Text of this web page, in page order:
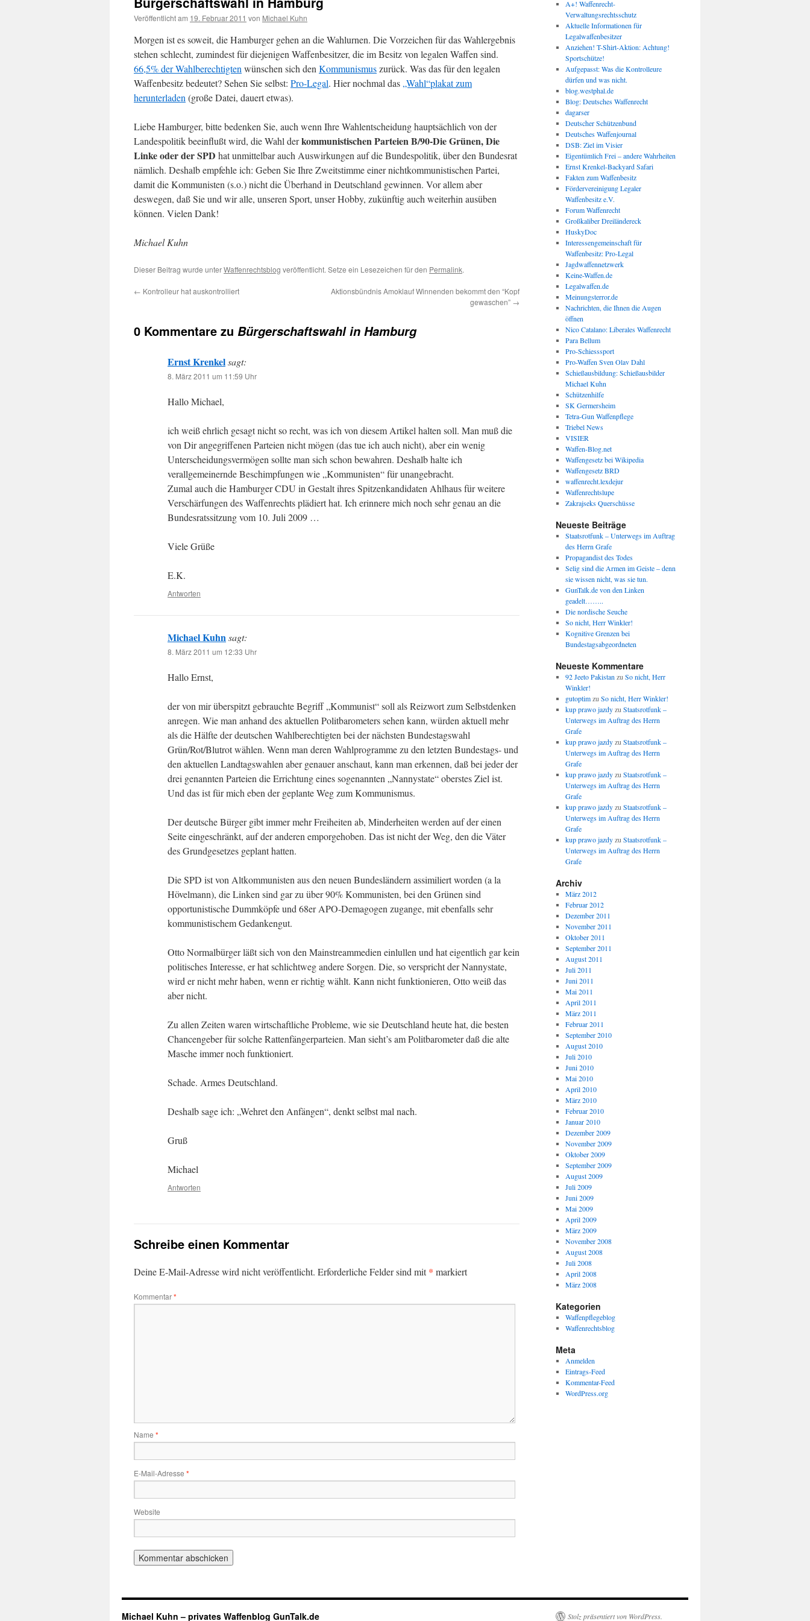
Veröffentlicht am 19. Februar 2011 von Michael Kuhn
Morgen ist es soweit, die Hamburger gehen an die Wahlurnen. Die Vorzeichen für das Wahlergebnis
stehen schlecht, zumindest für diejenigen Waffenbesitzer, die im Besitz von legalen Waffen sind.
66,5% der Wahlberechtigten wünschen sich den Kommunismuszurück. Was das für den legalen
Waffenbesitz bedeutet? Sehen Sie selbst: Pro-Legal. Hier nochmal das „Wahl“plakat zum
herunterladen (große Datei, dauert etwas).
Liebe Hamburger, bitte bedenken Sie, auch wenn Ihre Wahlentscheidung hauptsächlich von der
Landespolitik beeinflußt wird, die Wahl derkommunistischen Parteien B/90-Die Grünen, Die
Linke oder der SPD hat unmittelbar auch Auswirkungen auf die Bundespolitik, über den Bundesrat
nämlich. Deshalb empfehle ich: Geben Sie Ihre Zweitstimme einer nichtkommunistischen Partei,
damit die Kommunisten (s.o.) nicht die Überhand in Deutschland gewinnen. Vor allem aber
deswegen, daß Sie und wir alle, unseren Sport, unser Hobby, zukünftig auch weiterhin ausüben
können. Vielen Dank!
Michael Kuhn
Dieser Beitrag wurde unterWaffenrechtsblog veröffentlicht. Setze ein Lesezeichen für den Permalink.
← Kontrolleur hat auskontrolliert
Aktionsbündnis Amoklauf Winnenden bekommt den “Kopf
gewaschen” →
0 Kommentare zu Bürgerschaftswahl in Hamburg
Ernst Krenkelsagt:
8. März 2011 um 11:59 Uhr
Hallo Michael,
ich weiß ehrlich gesagt nicht so recht, was ich von diesem Artikel halten soll. Man muß die
von Dir angegriffenen Parteien nicht mögen (das tue ich auch nicht), aber ein wenig
Unterscheidungsvermögen sollte man sich schon bewahren. Deshalb halte ich
verallgemeinernde Beschimpfungen wie „Kommunisten“ für unangebracht.
Zumal auch die Hamburger CDU in Gestalt ihres Spitzenkandidaten Ahlhaus für weitere
Verschärfungen des Waffenrechts plädiert hat. Ich erinnere mich noch sehr genau an die
Bundesratssitzung vom 10. Juli 2009 …
Viele Grüße
E.K.
Antworten
Michael Kuhnsagt:
8. März 2011 um 12:33 Uhr
Hallo Ernst,
der von mir überspitzt gebrauchte Begriff „Kommunist“ soll als Reizwort zum Selbstdenken
anregen. Wie man anhand des aktuellen Politbarometers sehen kann, würden aktuell mehr
als die Hälfte der deutschen Wahlberechtigten bei der nächsten Bundestagswahl
Grün/Rot/Blutrot wählen. Wenn man deren Wahlprogramme zu den letzten Bundestags- und
den aktuellen Landtagswahlen aber genauer anschaut, kann man erkennen, daß bei jeder der
drei genannten Parteien die Errichtung eines sogenannten „Nannystate“ oberstes Ziel ist.
Und das ist für mich eben der geplante Weg zum Kommunismus.
Der deutsche Bürger gibt immer mehr Freiheiten ab, Minderheiten werden auf der einen
Seite eingeschränkt, auf der anderen emporgehoben. Das ist nicht der Weg, den die Väter
des Grundgesetzes geplant hatten.
Die SPD ist von Altkommunisten aus den neuen Bundesländern assimiliert worden (a la
Hövelmann), die Linken sind gar zu über 90% Kommunisten, bei den Grünen sind
opportunistische Dummköpfe und 68er APO-Demagogen zugange, mit ebenfalls sehr
kommunistischem Gedankengut.
Otto Normalbürger läßt sich von den Mainstreammedien einlullen und hat eigentlich gar kein
politisches Interesse, er hat schlichtweg andere Sorgen. Die, so verspricht der Nannystate,
wird er nicht mehr haben, wenn er richtig wählt. Kann nicht funktionieren, Otto weiß das
aber nicht.
Zu allen Zeiten waren wirtschaftliche Probleme, wie sie Deutschland heute hat, die besten
Chancengeber für solche Rattenfängerparteien. Man sieht’s am Politbarometer daß die alte
Masche immer noch funktioniert.
Schade. Armes Deutschland.
Deshalb sage ich: „Wehret den Anfängen“, denkt selbst mal nach.
Gruß
Michael
Antworten
Schreibe einen Kommentar
Deine E-Mail-Adresse wird nicht veröffentlicht. Erforderliche Felder sind mit* markiert
Kommentar*
Name *
E-Mail-Adresse *
Website
A+! Waffenrecht-
Verwaltungsrechtsschutz
Aktuelle Informationen für
Legalwaffenbesitzer
Anziehen! T-Shirt-Aktion: Achtung!
Sportschütze!
Aufgepasst: Was die Kontrolleure
dürfen und was nicht.
blog.westphal.de
Blog: Deutsches Waffenrecht
dagarser
Deutscher Schützenbund
Deutsches Waffenjournal
DSB: Ziel im Visier
Eigentümlich Frei – andere Wahrheiten
Ernst Krenkel-Backyard Safari
Fakten zum Waffenbesitz
Fördervereinigung Legaler
Waffenbesitz e.V.
Forum Waffenrecht
Großkaliber Dreiländereck
HuskyDoc
Interessengemeinschaft für
Waffenbesitz: Pro-Legal
Jagdwaffennetzwerk
Keine-Waffen.de
Legalwaffen.de
Meinungsterror.de
Nachrichten, die Ihnen die Augen
öffnen
Nico Catalano: Liberales Waffenrecht
Para Bellum
Pro-Schiesssport
Pro-Waffen Sven Olav Dahl
Schießausbildung: Schießausbilder
Michael Kuhn
Schützenhilfe
SK Germersheim
Tetra-Gun Waffenpflege
Triebel News
VISIER
Waffen-Blog.net
Waffengesetz bei Wikipedia
Waffengesetz BRD
waffenrecht.lexdejur
Waffenrechtslupe
Zakrajseks Querschüsse
Neueste Beiträge
Staatsrotfunk – Unterwegs im Auftrag
des Herrn Grafe
Propagandist des Todes
Selig sind die Armen im Geiste – denn
sie wissen nicht, was sie tun.
GunTalk.de von den Linken
geadelt……..
Die nordische Seuche
So nicht, Herr Winkler!
Kognitive Grenzen bei
Bundestagsabgeordneten
Neueste Kommentare
92 Jeeto Pakistan zu So nicht, Herr
Winkler!
gutoptimzu So nicht, Herr Winkler!
kup prawo jazdyzu Staatsrotfunk –
Unterwegs im Auftrag des Herrn
Grafe
kup prawo jazdyzu Staatsrotfunk –
Unterwegs im Auftrag des Herrn
Grafe
kup prawo jazdyzu Staatsrotfunk –
Unterwegs im Auftrag des Herrn
Grafe
kup prawo jazdyzu Staatsrotfunk –
Unterwegs im Auftrag des Herrn
Grafe
kup prawo jazdyzu Staatsrotfunk –
Unterwegs im Auftrag des Herrn
Grafe
Archiv
März 2012
Februar 2012
Dezember 2011
November 2011
Oktober 2011
September 2011
August 2011
Juli 2011
Juni 2011
Mai 2011
April 2011
März 2011
Februar 2011
September 2010
August 2010
Juli 2010
Juni 2010
Mai 2010
April 2010
März 2010
Februar 2010
Januar 2010
Dezember 2009
November 2009
Oktober 2009
September 2009
August 2009
Juli 2009
Juni 2009
Mai 2009
April 2009
März 2009
November 2008
August 2008
Juli 2008
April 2008
März 2008
Kategorien
Waffenpflegeblog
Waffenrechtsblog
Meta
Anmelden
Eintrags-Feed
Kommentar-Feed
WordPress.org
Michael Kuhn – privates Waffenblog GunTalk.de Stolz präsentiert von WordPress.